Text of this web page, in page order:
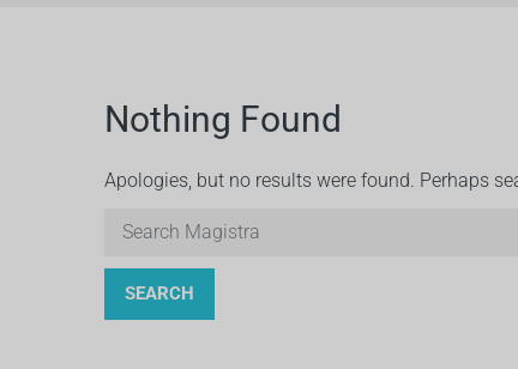
Nothing Found
Apologies, but no results were found. Perhaps
SEARCH